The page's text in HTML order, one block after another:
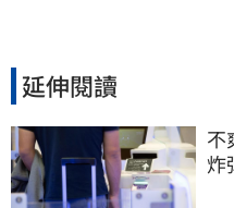
延伸閱讀
不
炸